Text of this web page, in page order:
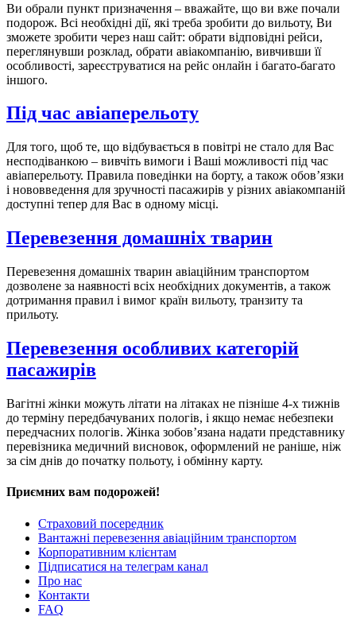
Ви обрали пункт призначення – вважайте, що ви вже почали
подорож. Всі необхідні дії, які треба зробити до вильоту, Ви
зможете зробити через наш сайт: обрати відповідні рейси,
переглянувши розклад, обрати авіакомпанію, вивчивши її
особливості, зареєструватися на рейс онлайн і багато-багато
іншого.
Під час авіаперельоту
Для того, щоб те, що відбувається в повітрі не стало для Вас
несподіванкою – вивчіть вимоги і Ваші можливості під час
авіаперельоту. Правила поведінки на борту, а також обов’язки
і нововведення для зручності пасажирів у різних авіакомпаній
доступні тепер для Вас в одному місці.
Перевезення домашніх тварин
Перевезення домашніх тварин авіаційним транспортом
дозволене за наявності всіх необхідних документів, а також
дотримання правил і вимог країн вильоту, транзиту та
прильоту.
Перевезення особливих категорій
пасажирів
Вагітні жінки можуть літати на літаках не пізніше 4-х тижнів
до терміну передбачуваних пологів, і якщо немає небезпеки
передчасних пологів. Жінка зобов’язана надати представнику
перевізника медичний висновок, оформлений не раніше, ніж
за сім днів до початку польоту, і обмінну карту.
Приємних вам подорожей!
Страховий посередник
Вантажні перевезення авіаційним транспортом
Корпоративним клієнтам
Підписатися на телеграм канал
Про нас
Контакти
FAQ